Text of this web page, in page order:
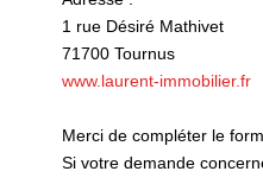
1 rue Désiré Mathivet
71700 Tournus
www.laurent-immobilier.fr
Merci de compléter le
Si votre demande